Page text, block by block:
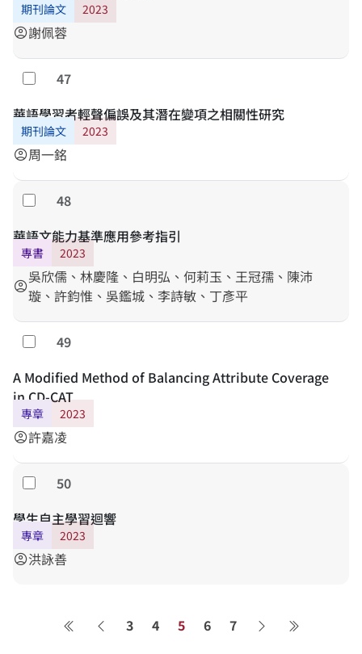
期刊論文 2023
account_circle謝佩蓉
Select47
華語學習者輕聲偏誤及其潛在變項之相關性研究
期刊論文 2023
account_circle周一銘
Select48
華語文能力基準應用參考指引
專書 2023
account_circle吳欣儒、林慶隆、白明弘、何莉玉、王冠孺、陳沛
璇、許鈞惟、吳鑑城、李詩敏、丁彥平
Select49
A Modified Method of Balancing Attribute Coverage
in CD-CAT
專章 2023
account_circle許嘉凌
Select50
學生自主學習迴響
專章 2023
account_circle洪詠善
第一頁Previous page
3 4 5 6 7 Next page最後一頁